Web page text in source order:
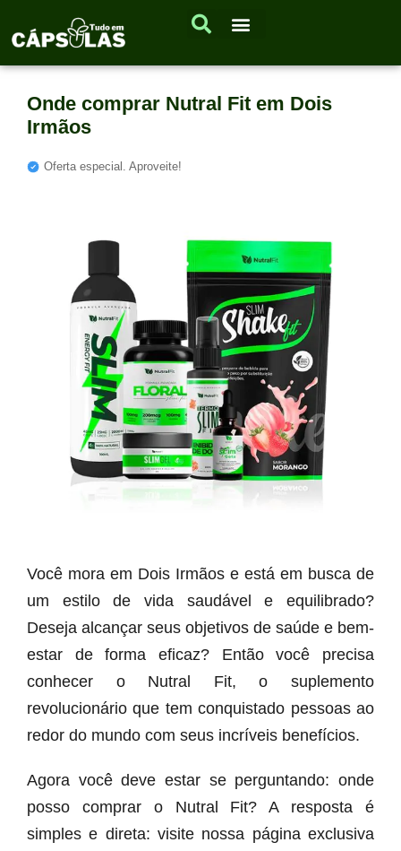
Onde comprar Nutral Fit em Dois
Irmãos
Oferta especial. Aproveite!
Você mora em Dois Irmãos e está em busca de
um estilo de vida saudável e equilibrado?
Deseja alcançar seus objetivos de saúde e bem-
estar de forma eficaz? Então você precisa
conhecer o Nutral Fit, o suplemento
revolucionário que tem conquistado pessoas ao
redor do mundo com seus incríveis benefícios.
Agora você deve estar se perguntando: onde
posso comprar o Nutral Fit? A resposta é
simples e direta: visite nossa página exclusiva